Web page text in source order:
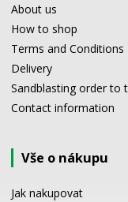
About us
How to shop
Terms and Conditions
Delivery
Sandblasting order to
Contact information
Vše o nákupu
Jak nakupovat